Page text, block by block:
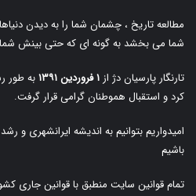
مطالعه تاریخ ، چشمان شما را به دیدن
شما می بخشد به گونه ای که حتی بینش
تارنگار پارسیان دژ از ۱ فروردین ۱۳۹۱
به طور
کرد و استقبال هموطنان گرامی قرار گرفت.
امیدواریم بتوانیم به اندیشه ایرانشهری و
باشیم
تمام قوانین سایت منطبق با قوانین جاری